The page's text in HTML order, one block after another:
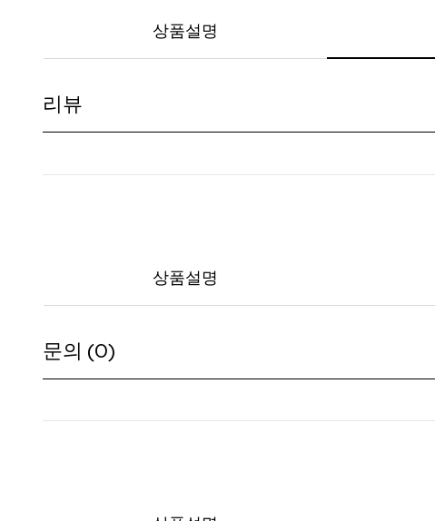
상품설명
리뷰
상품설명
문의 (0)